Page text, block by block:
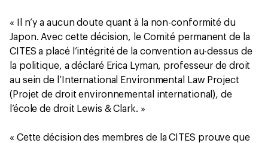
« Il n’y a aucun doute quant à la non-conformité du
Japon. Avec cette décision, le Comité permanent de la
CITES a placé l’intégrité de la convention au-dessus de
la politique, a déclaré Erica Lyman, professeur de droit
au sein de l’International Environmental Law Project
(Projet de droit environnemental international), de
l’école de droit Lewis & Clark. »
« Cette décision des membres de la CITES prouve que